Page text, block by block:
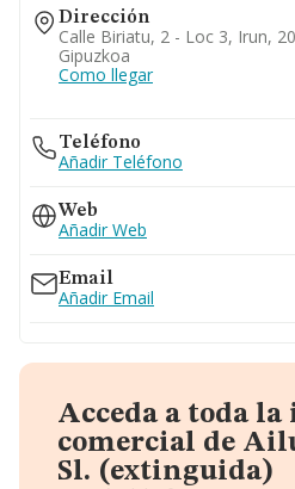
Dirección
Calle Biriatu, 2 - Loc 3, Irun,
Gipuzkoa
Como llegar
Teléfono
Añadir Teléfono
Web
Añadir Web
Email
Añadir Email
Acceda a toda
comercial de
Sl. (extinguida)